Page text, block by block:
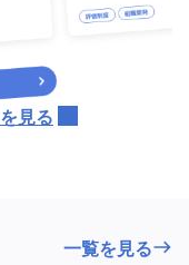
一覧を見る
見る